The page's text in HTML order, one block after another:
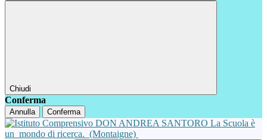
Chiudi
Conferma
Annulla Conferma
La Scuola è
un mondo di ricerca. (Montaigne)